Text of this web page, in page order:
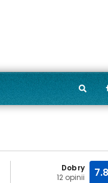
Dobry
12 opinii
7.8